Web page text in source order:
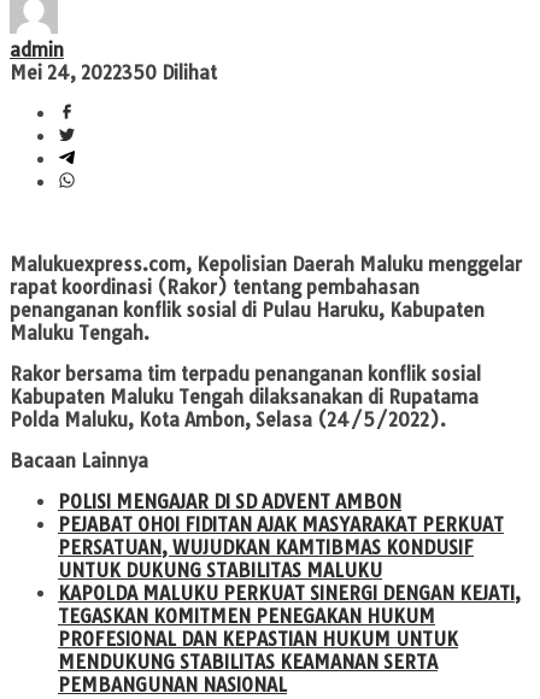
admin
Mei 24, 2022350 Dilihat
Malukuexpress.com, Kepolisian Daerah Maluku menggelar
rapat koordinasi (Rakor) tentang pembahasan
penanganan konflik sosial di Pulau Haruku, Kabupaten
Maluku Tengah.
Rakor bersama tim terpadu penanganan konflik sosial
Kabupaten Maluku Tengah dilaksanakan di Rupatama
Polda Maluku, Kota Ambon, Selasa (24/5/2022).
Bacaan Lainnya
POLISI MENGAJAR DI SD ADVENT AMBON
PEJABAT OHOI FIDITAN AJAK MASYARAKAT PERKUAT
PERSATUAN, WUJUDKAN KAMTIBMAS KONDUSIF
UNTUK DUKUNG STABILITAS MALUKU
KAPOLDA MALUKU PERKUAT SINERGI DENGAN KEJATI,
TEGASKAN KOMITMEN PENEGAKAN HUKUM
PROFESIONAL DAN KEPASTIAN HUKUM UNTUK
MENDUKUNG STABILITAS KEAMANAN SERTA
PEMBANGUNAN NASIONAL